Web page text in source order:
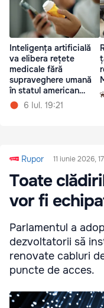
Inteligența artificială
va elibera rețete
medicale fără
supraveghere umană
în statul american
Utah6 Iul. 19:21
Rupor 11 iunie 2026,
Toate
vor fi
Parlamentul a
dezvoltatorii să
renovate cabluri
puncte de acces.